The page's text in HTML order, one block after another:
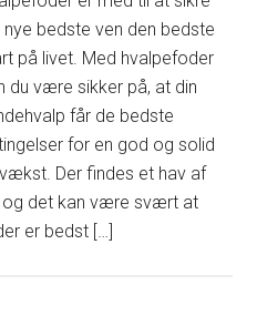
nye bedste ven den bedste
på livet. Med hvalpefoder
du være sikker på, at din
får de bedste
for en god og solid
Der findes et hav af
og det kan være svært at
er bedst […]